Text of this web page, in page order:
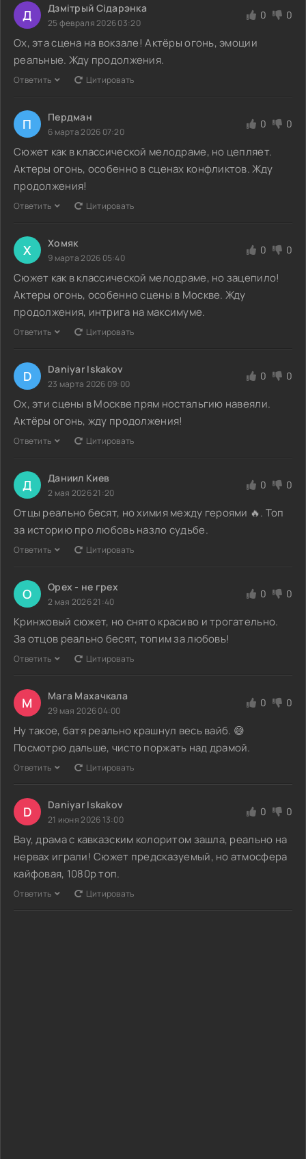
Д Дзмітрый Сідарэнка
25 февраля 2026 03:20
0 0
Ох, эта сцена на вокзале! Актёры огонь, эмоции
реальные. Жду продолжения.
Ответить Цитировать
П Пердман
6 марта 2026 07:20
0 0
Сюжет как в классической мелодраме, но цепляет.
Актеры огонь, особенно в сценах конфликтов. Жду
продолжения!
Ответить Цитировать
Х Хомяк
9 марта 2026 05:40
0 0
Сюжет как в классической мелодраме, но зацепило!
Актеры огонь, особенно сцены в Москве. Жду
продолжения, интрига на максимуме.
Ответить Цитировать
D Daniyar Iskakov
23 марта 2026 09:00
0 0
Ох, эти сцены в Москве прям ностальгию навеяли.
Актёры огонь, жду продолжения!
Ответить Цитировать
Д Даниил Киев
2 мая 2026 21:20
0 0
Отцы реально бесят, но химия между героями 🔥. Топ
за историю про любовь назло судьбе.
Ответить Цитировать
О Орех - не грех
2 мая 2026 21:40
0 0
Кринжовый сюжет, но снято красиво и трогательно.
За отцов реально бесят, топим за любовь!
Ответить Цитировать
М Мага Махачкала
29 мая 2026 04:00
0 0
Ну такое, батя реально крашнул весь вайб. 😅
Посмотрю дальше, чисто поржать над драмой.
Ответить Цитировать
D Daniyar Iskakov
21 июня 2026 13:00
0 0
Вау, драма с кавказским колоритом зашла, реально на
нервах играли! Сюжет предсказуемый, но атмосфера
кайфовая, 1080p топ.
Ответить Цитировать